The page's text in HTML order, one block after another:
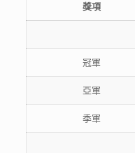
獎項
冠軍
亞軍
季軍